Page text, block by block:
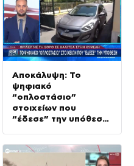
Αποκάλυψη: Το
ψηφιακό
“οπλοστάσιο”
στοιχείων που
“έδεσε” την υπόθεση